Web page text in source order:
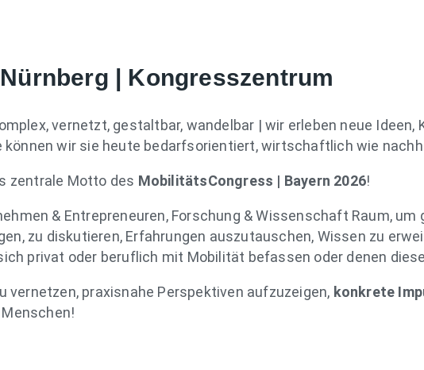
| Kongresszentrum
vernetzt, gestaltbar, wandelbar | wir erleben neue Ideen,
wir sie heute bedarfsorientiert, wirtschaftlich wie
zentrale Motto des MobilitätsCongress | Bayern 2026!
& Entrepreneuren, Forschung & Wissenschaft Raum, um
zu diskutieren, Erfahrungen auszutauschen, Wissen zu
privat oder beruflich mit Mobilität befassen oder denen
praxisnahe Perspektiven aufzuzeigen, konkrete